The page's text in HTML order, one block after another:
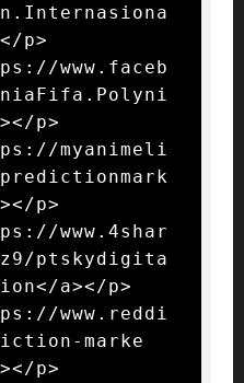
p>
www.faceb
p>
myanimeli
p>
www.4shar
ptskydigita
a></p>
www.reddi
marke
p>